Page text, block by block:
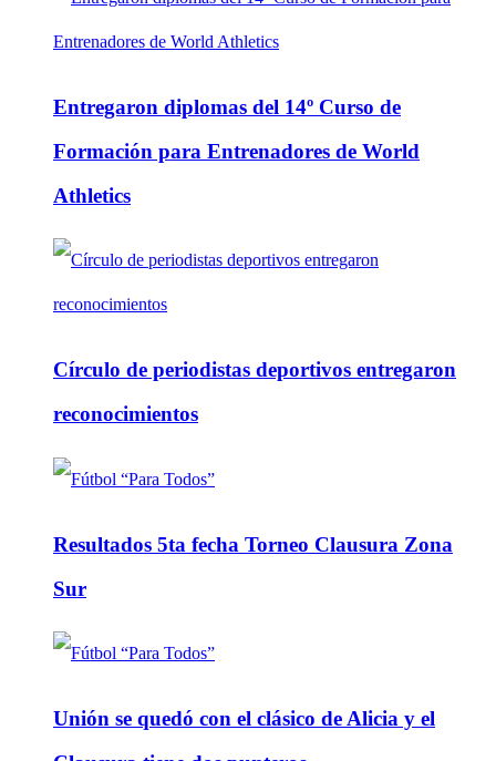
Entregaron diplomas del 14º Curso de
Formación para Entrenadores de World
Athletics
Círculo de periodistas deportivos entregaron
reconocimientos
Resultados 5ta fecha Torneo Clausura Zona
Sur
Unión se quedó con el clásico de Alicia y el